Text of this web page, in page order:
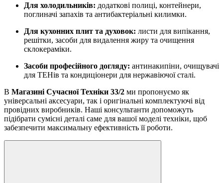
Для холодильників: додаткові полиці, контейнери,
поглиначі запахів та антибактеріальні килимки.
Для кухонних плит та духовок: листи для випікання,
решітки, засоби для видалення жиру та очищення
склокераміки.
Засоби професійного догляду: антинакипіни, очищувачі
для ТЕНів та кондиціонери для нержавіючої сталі.
В Магазині Сучасної Техніки 33/2 ми пропонуємо як
універсальні аксесуари, так і оригінальні комплектуючі від
провідних виробників. Наші консультанти допоможуть
підібрати сумісні деталі саме для вашої моделі техніки, щоб
забезпечити максимальну ефективність її роботи.